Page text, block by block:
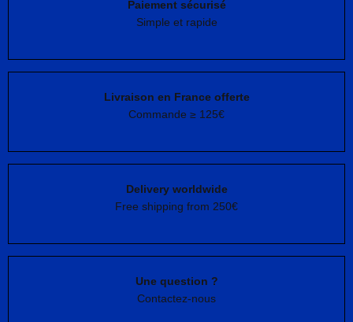
Paiement sécurisé
Simple et rapide
Livraison en France offerte
Commande ≥ 125€
Delivery worldwide
Free shipping from 250€
Une question ?
Contactez-nous